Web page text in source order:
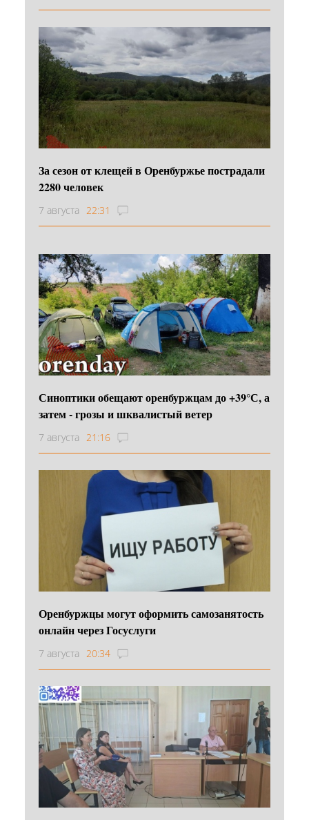
За сезон от клещей в Оренбуржье пострадали
2280 человек
7 августа 22:31
Синоптики обещают оренбуржцам до +39°С, а
затем - грозы и шквалистый ветер
7 августа 21:16
Оренбуржцы могут оформить самозанятость
онлайн через Госуслуги
7 августа 20:34